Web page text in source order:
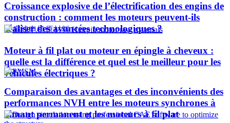
Croissance explosive de l’électrification des engins de
construction : comment les moteurs peuvent-ils
réaliser des avancées technologiques ?​
Moteur à fil plat ou moteur en épingle à cheveux :
quelle est la différence et quel est le meilleur pour les
véhicules électriques ?
Comparaison des avantages et des inconvénients des
performances NVH entre les moteurs synchrones à
aimant permanent et les moteurs à fil plat